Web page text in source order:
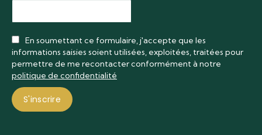
En soumettant ce formulaire, j'accepte que les
informations saisies soient utilisées, exploitées, traitées pour
permettre de me recontacter conformément à notre
politique de confidentialité